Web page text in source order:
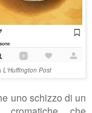
L'Huffington Post
uno schizzo di un